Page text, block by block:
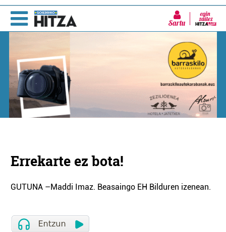
Sartu
Errekarte ez bota!
GUTUNA –Maddi Imaz. Beasaingo EH Bilduren izenean.